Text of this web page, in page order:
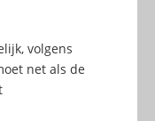
volgens
net als de